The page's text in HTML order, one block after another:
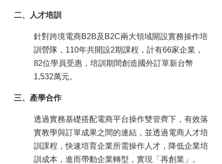
二、人才培訓
針對跨境電商B2B及B2C兩大領域開設實務操作培
訓營隊，110年共開設2期課程，計有66家企業，
82位學員受惠，培訓期間創造國外訂單新台幣
1,532萬元。
三、產學合作
透過實務基礎搭配電商平台操作雙管齊下，有效落
實教學與訂單成果之間的連結，並透過電商人才培
訓課程，快速培育企業所需操作人才，降低企業培
訓成本，進而帶動企業轉型，實現「再創業」。